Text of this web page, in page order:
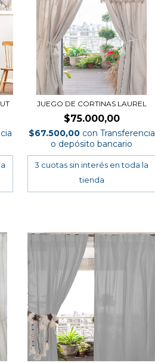
JUEGO DE CORTINAS LAUREL
$75.000,00
$67.500,00 con Transferencia
o depósito bancario